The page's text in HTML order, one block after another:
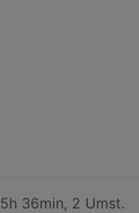
5h 36min, 2 Umst.